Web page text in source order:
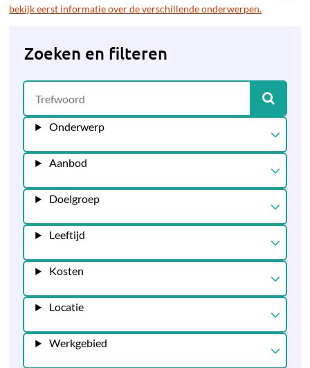
bekijk eerst informatie over de verschillende onderwerpen.
Zoeken en filteren
Onderwerp
Aanbod
Doelgroep
Leeftijd
Kosten
Locatie
Werkgebied